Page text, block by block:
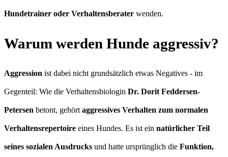
Hundetrainer oder Verhaltensberater wenden.
Warum werden Hunde aggressiv?
Aggression ist dabei nicht grundsätzlich etwas Negatives - im
Gegenteil: Wie die Verhaltensbiologin Dr. Dorit Feddersen-
Petersen betont, gehört aggressives Verhalten zum normalen
Verhaltensrepertoire eines Hundes. Es ist ein natürlicher Teil
seines sozialen Ausdrucks und hatte ursprünglich die Funktion,